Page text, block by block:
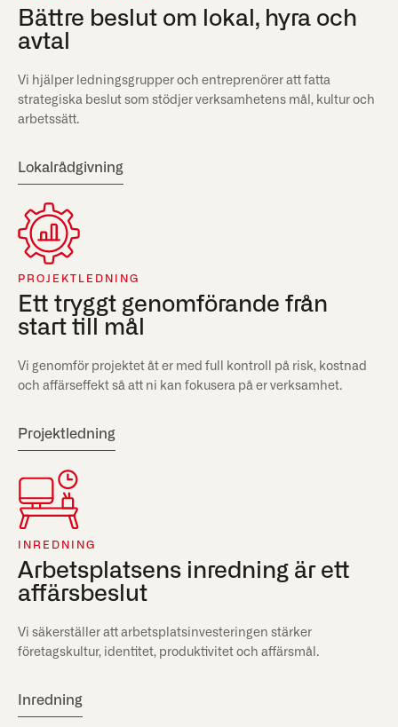
Bättre beslut om lokal, hyra och
avtal
Vi hjälper ledningsgrupper och entreprenörer att fatta
strategiska beslut som stödjer verksamhetens mål, kultur och
arbetssätt.
Lokalrådgivning
PROJEKTLEDNING
Ett tryggt genomförande från
start till mål
Vi genomför projektet åt er med full kontroll på risk, kostnad
och affärseffekt så att ni kan fokusera på er verksamhet.
Projektledning
INREDNING
Arbetsplatsens inredning är ett
affärsbeslut
Vi säkerställer att arbetsplatsinvesteringen stärker
företagskultur, identitet, produktivitet och affärsmål.
Inredning